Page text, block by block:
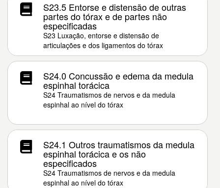
S23.5 Entorse e distensão de outras
partes do tórax e de partes não
especificadas
S23 Luxação, entorse e distensão de
articulações e dos ligamentos do tórax
S24.0 Concussão e edema da medula
espinhal torácica
S24 Traumatismos de nervos e da medula
espinhal ao nível do tórax
S24.1 Outros traumatismos da medula
espinhal torácica e os não
especificados
S24 Traumatismos de nervos e da medula
espinhal ao nível do tórax